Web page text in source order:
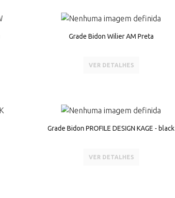
Grade Bidon Wilier AM Preta
VER DETALHES
Grade Bidon PROFILE DESIGN KAGE - black
VER DETALHES